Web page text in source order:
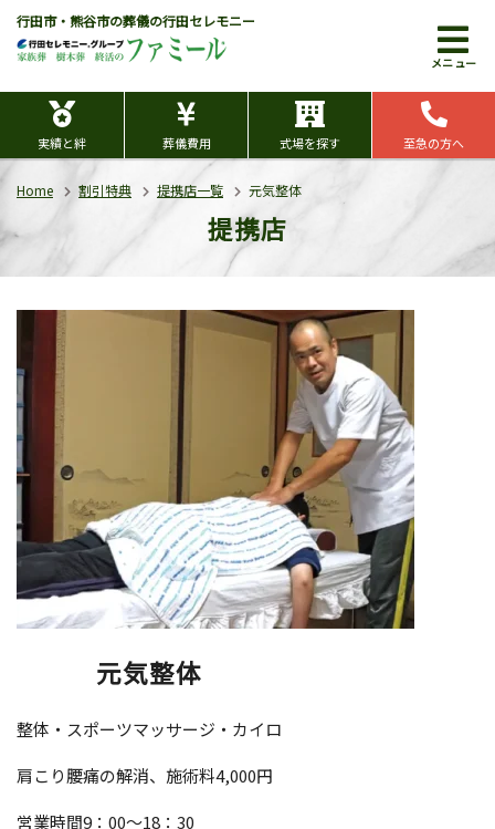
行田市・熊谷市の葬儀の行田セレモニー
メニュー
実績と絆 葬儀費用 式場を探す 至急の方へ
Home 割引特典 提携店一覧 元気整体
提携店
元気整体
整体・スポーツマッサージ・カイロ
肩こり腰痛の解消、施術料4,000円
営業時間9：00〜18：30